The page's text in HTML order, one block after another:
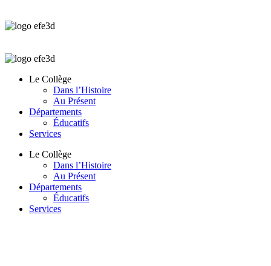
Le Collège
Dans l’Histoire
Au Présent
Départements
Éducatifs
Services
Le Collège
Dans l’Histoire
Au Présent
Départements
Éducatifs
Services